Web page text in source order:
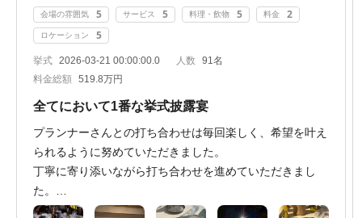
会場の雰囲気 5 サービス 5 料理・飲物 5 料金 2
ロケーション 5
挙式 2026-03-21 00:00:00.0 人数
91名
料金総額 519.8万円
全てにおいて1番な挙式披露宴
プランナーさんとの打ち合わせは毎回楽しく、希望を叶え
られるように努めていただきました。
丁寧に寄り添いながら打ち合わせを進めていただきまし
た。
ゲストの方々も楽しみながら参列してくださっていまし